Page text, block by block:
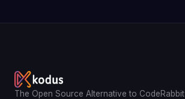
The Open Source Alternative to CodeRabbit